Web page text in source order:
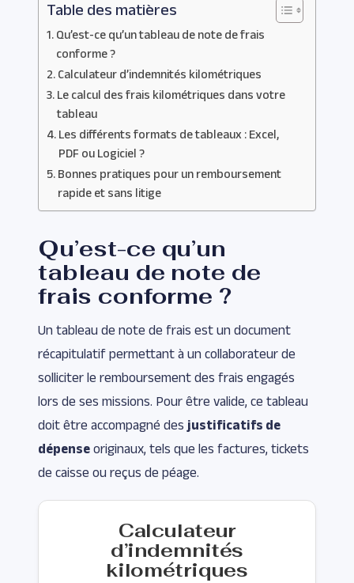
Table des matières
Qu’est-ce qu’un tableau de note de frais
conforme ?
Calculateur d’indemnités kilométriques
Le calcul des frais kilométriques dans votre
tableau
Les différents formats de tableaux : Excel,
PDF ou Logiciel ?
Bonnes pratiques pour un remboursement
rapide et sans litige
Qu’est-ce qu’un
tableau de note de
frais conforme ?
Un tableau de note de frais est un document
récapitulatif permettant à un collaborateur de
solliciter le remboursement des frais engagés
lors de ses missions. Pour être valide, ce tableau
doit être accompagné des justificatifs de
dépense originaux, tels que les factures, tickets
de caisse ou reçus de péage.
Calculateur
d’indemnités
kilométriques